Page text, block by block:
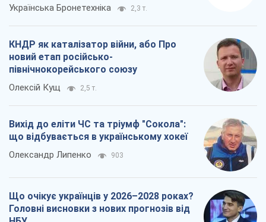
Українська Бронетехніка 2,3 т.
КНДР як каталізатор війни, або Про
новий етап російсько-
північнокорейського союзу
Олексій Кущ 2,5 т.
Вихід до еліти ЧС та тріумф "Сокола":
що відбувається в українському хокеї
Олександр Липенко 903
Що очікує українців у 2026–2028 роках?
Головні висновки з нових прогнозів від